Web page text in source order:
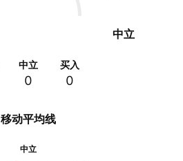
中立
中立
0
买入
0
移动平均线
中立